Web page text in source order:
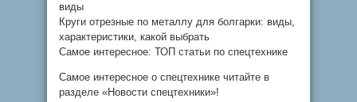
виды
Круги отрезные по металлу для болгарки: виды,
характеристики, какой выбрать
Самое интересное: ТОП статьи по спецтехнике
Самое интересное о спецтехнике читайте в
разделе «Новости спецтехники»!